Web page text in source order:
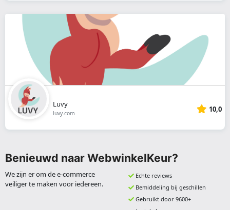
Luvy
luvy.com 10,0
Benieuwd naar WebwinkelKeur?
We zijn er om de e-commerce
veiliger te maken voor iedereen.
Echte reviews
Bemiddeling bij geschillen
Gebruikt door 9600+